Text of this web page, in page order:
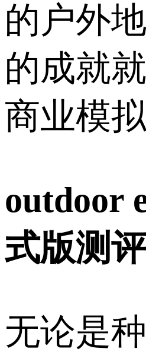
的户外
的成就
商业模
outdoor
式版测评
无论是